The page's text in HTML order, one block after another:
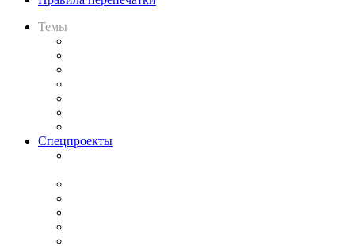
Темы
Спецпроекты